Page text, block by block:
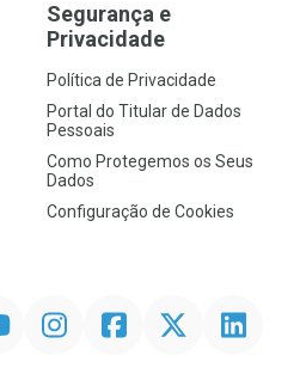
Segurança e
Privacidade
Política de Privacidade
Portal do Titular de Dados
Pessoais
Como Protegemos os Seus
Dados
Configuração de Cookies
InstagramFacebookTwitter Linkedin